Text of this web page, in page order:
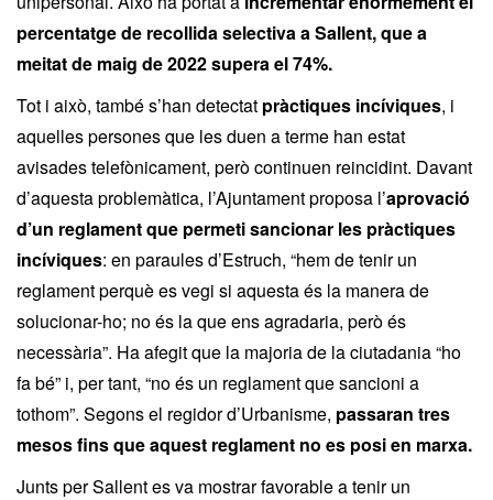
percentatge de recollida selectiva a Sallent, que a
meitat de maig de 2022 supera el 74%.
Tot i això, també s’han detectat pràctiques incíviques, i
aquelles persones que les duen a terme han estat
avisades telefònicament, però continuen reincidint. Davant
d’aquesta problemàtica, l’Ajuntament proposa l’aprovació
d’un reglament que permeti sancionar les pràctiques
incíviques: en paraules d’Estruch, “hem de tenir un
reglament perquè es vegi si aquesta és la manera de
solucionar-ho; no és la que ens agradaria, però és
necessària”. Ha afegit que la majoria de la ciutadania “ho
fa bé” i, per tant, “no és un reglament que sancioni a
tothom”. Segons el regidor d’Urbanisme, passaran tres
mesos fins que aquest reglament no es posi en marxa.
Junts per Sallent es va mostrar favorable a tenir un